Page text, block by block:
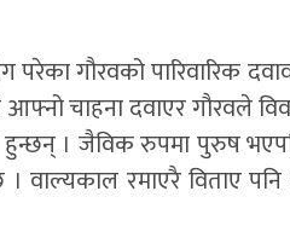
गौरवको पारिवारिक
चाहना दवाएर गौरवले
हुन्छन् । जैविक रुपमा पुरुष
रमाएरै विताए